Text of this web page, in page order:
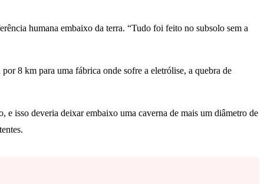
humana embaixo da terra. “Tudo foi feito no subsolo sem a
8 km para uma fábrica onde sofre a eletrólise, a quebra de
isso deveria deixar embaixo uma caverna de mais um diâmetro de